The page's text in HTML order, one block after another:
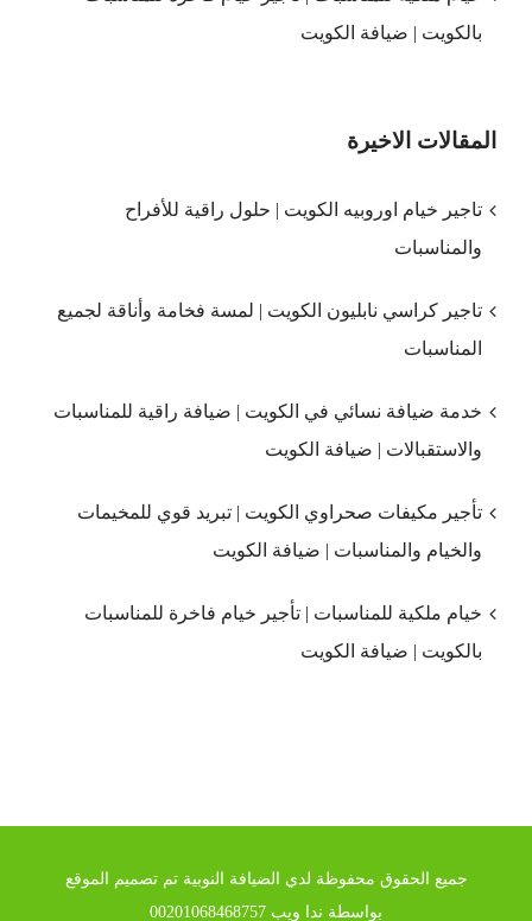
بالكويت | ضيافة الكويت
المقالات الاخيرة
تاجير خيام اوروبيه الكويت | حلول راقية للأفراح
والمناسبات
تاجير كراسي نابليون الكويت | لمسة فخامة وأناقة لجميع
المناسبات
خدمة ضيافة نسائي في الكويت | ضيافة راقية للمناسبات
والاستقبالات | ضيافة الكويت
تأجير مكيفات صحراوي الكويت | تبريد قوي للمخيمات
والخيام والمناسبات | ضيافة الكويت
خيام ملكية للمناسبات | تأجير خيام فاخرة للمناسبات
بالكويت | ضيافة الكويت
جميع الحقوق محفوظة لدي الضيافة النوبية تم تصميم الموقع
بواسطة ندا ويب 00201068468757